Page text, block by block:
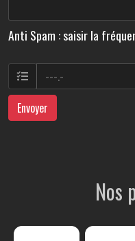
Anti Spam : saisir la
Envoyer
Nos